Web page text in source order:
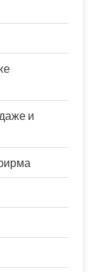
и